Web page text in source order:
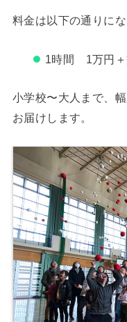
料金は以下の通りにな
1時間 1万円＋
小学校〜大人まで、
お届けします。